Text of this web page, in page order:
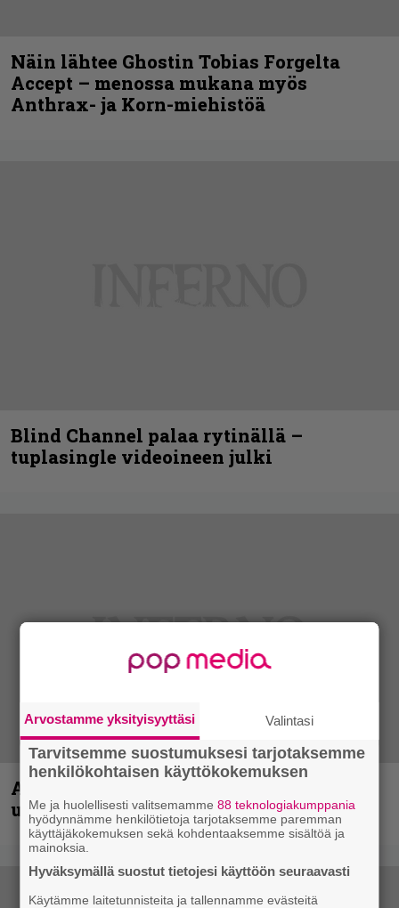
Näin lähtee Ghostin Tobias Forgelta
Accept – menossa mukana myös
Anthrax- ja Korn-miehistöä
Blind Channel palaa rytinällä –
tuplasingle videoineen julki
Anthrax vie katsojat keikkatunnelmiin
uudella videollaan
Arvostamme yksityisyyttäsi Valintasi
Tarvitsemme suostumuksesi tarjotaksemme
henkilökohtaisen käyttökokemuksen
Me ja huolellisesti valitsemamme88 teknologiakumppania
hyödynnämme henkilötietoja tarjotaksemme paremman
käyttäjäkokemuksen sekä kohdentaaksemme sisältöä ja
mainoksia.
Hyväksymällä suostut tietojesi käyttöön seuraavasti
Käytämme laitetunnisteita ja tallennamme evästeitä